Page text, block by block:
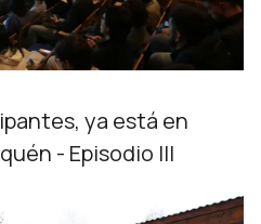
ya está en
- Episodio III